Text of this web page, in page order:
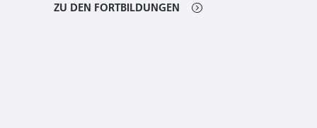
ZU DEN FORTBILDUNGEN